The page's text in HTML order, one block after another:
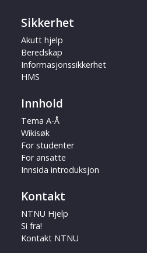
Sikkerhet
Akutt hjelp
Beredskap
Informasjonssikkerhet
HMS
Innhold
Tema A-Å
Wikisøk
For studenter
For ansatte
Innsida introduksjon
Kontakt
NTNU Hjelp
Si fra!
Kontakt NTNU